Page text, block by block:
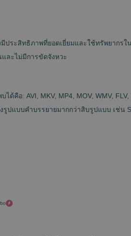
ะสิทธิภาพที่ยอดเยี่ยมและใช้ทรัพยากรใ
ละไม่มีการขัดจังหวะ
: AVI, MKV, MP4, MOV, WMV, FLV,
งรูปแบบคำบรรยายมากกว่าสิบรูปแบบ เช่